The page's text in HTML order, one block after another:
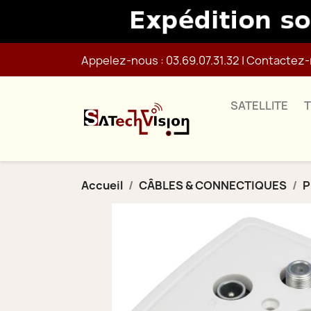
Appelez-nous : 03.69.07.31.32 |
SATELLITE
Accueil CÂBLES & CONNECTIQUES